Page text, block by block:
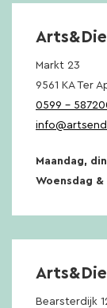
Markt 23
9561 KA Ter
0599 –
Maandag,
Woensdag
Bearsterdijk